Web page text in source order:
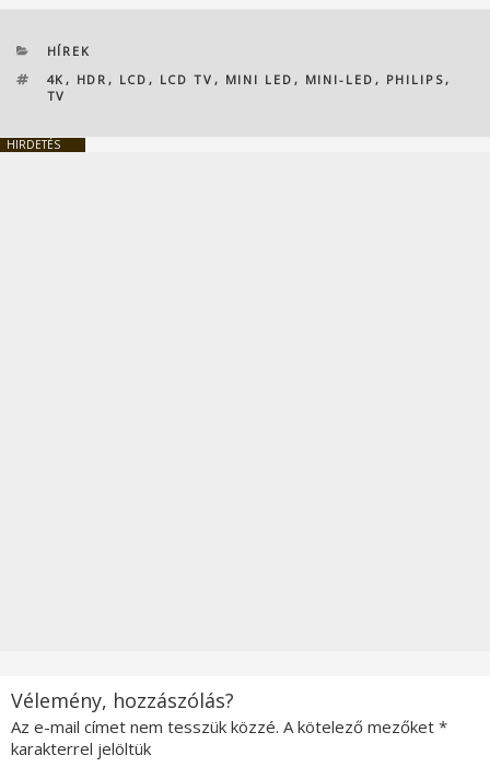
KATEGÓRIÁK
HÍREK
CÍMKÉK
4K , HDR , LCD , LCD TV , MINI LED , MINI-LED , PHILIPS,
TV
HIRDETÉS
Vélemény, hozzászólás?
Az e-mail címet nem tesszük közzé. A kötelező mezőket *
karakterrel jelöltük